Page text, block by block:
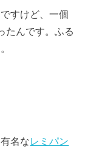
すけど、一個
たんです。ふる
名なレミパン